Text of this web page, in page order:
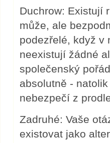
Duchrow: Existují
může, ale
podezřelé, když v
neexistují žádné
společenský
absolutně -
nebezpečí z
Zadruhé: Vaše
existovat jako